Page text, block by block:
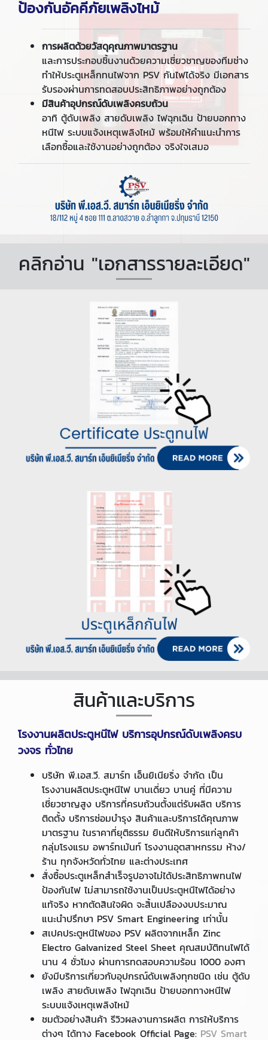
ป้องกันอัคคีภัยเพลิงไหม้
การผลิตด้วยวัสดุคุณภาพมาตรฐาน
และการประกอบชิ้นงานด้วยความเชี่ยวชาญของทีมช่าง
ทำให้ประตูเหล็กทนไฟจาก PSV กันไฟได้จริง มีเอกสาร
รับรองผ่านการทดสอบประสิทธิภาพอย่างถูกต้อง
มีสินค้าอุปกรณ์ดับเพลิงครบถ้วน
อาทิ ตู้ดับเพลิง สายดับเพลิง ไฟฉุกเฉิน ป้ายบอกทาง
หนีไฟ ระบบแจ้งเหตุเพลิงไหม้ พร้อมให้คำแนะนำการ
เลือกซื้อและใช้งานอย่างถูกต้อง จริงใจเสมอ
คลิกอ่าน "เอกสารรายละเอียด"
สินค้าและบริการ
โรงงานผลิตประตูหนีไฟ บริการอุปกรณ์ดับเพลิงครบ
วงจร ทั่วไทย
บริษัท พี.เอส.วี. สมาร์ท เอ็นยิเนียริ่ง จำกัด เป็น
โรงงานผลิตประตูหนีไฟ บานเดี่ยว บานคู่ ที่มีความ
เชี่ยวชาญสูง บริการที่ครบถ้วนตั้งแต่รับผลิต บริการ
ติดตั้ง บริการซ่อมบำรุง สินค้าและบริการได้คุณภาพ
มาตรฐาน ในราคาที่ยุติธรรม ยินดีให้บริการแก่ลูกค้า
กลุ่มโรงแรม อพาร์ทเม้นท์ โรงงานอุตสาหกรรม ห้าง/
ร้าน ทุกจังหวัดทั่วไทย และต่างประเทศ
สั่งซื้อประตูเหล็กสำเร็จรูปอาจไม่ได้ประสิทธิภาพทนไฟ
ป้องกันไฟ ไม่สามารถใช้งานเป็นประตูหนีไฟได้อย่าง
แท้จริง หากตัดสินใจผิด จะสิ้นเปลืองงบประมาณ
แนะนำปรึกษา PSV Smart Engineering เท่านั้น
สเปคประตูหนีไฟของ PSV ผลิตจากเหล็ก Zinc
Electro Galvanized Steel Sheet คุณสมบัติทนไฟได้
นาน 4 ชั่วโมง ผ่านการทดสอบความร้อน 1000 องศา
ยังมีบริการเกี่ยวกับอุปกรณ์ดับเพลิงทุกชนิด เช่น ตู้ดับ
เพลิง สายดับเพลิง ไฟฉุกเฉิน ป้ายบอกทางหนีไฟ
ระบบแจ้งเหตุเพลิงไหม้
ชมตัวอย่างสินค้า รีวิวผลงานการผลิต การให้บริการ
ต่างๆ ได้ทาง Facebook Official Page: PSV Smart